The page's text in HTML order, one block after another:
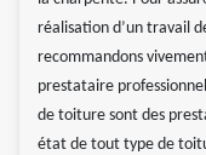
réalisation d’un travail
recommandons
prestataire
de toiture sont des
état de tout type de